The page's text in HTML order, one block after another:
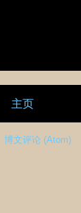
主页
博文评论 (Atom)